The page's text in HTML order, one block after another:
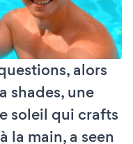
alors
shades, une
soleil qui crafts
la main, a seen